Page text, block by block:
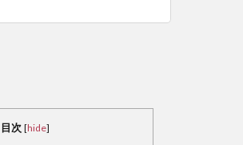
目次 [hide]